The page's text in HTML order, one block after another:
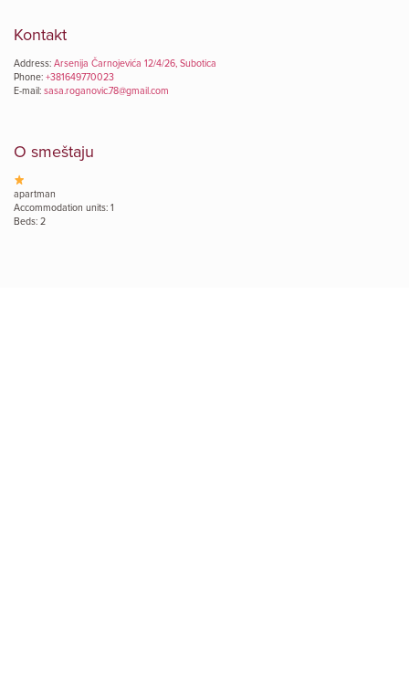
Kontakt
Address: Arsenija Čarnojevića 12/4/26, Subotica
Phone: +381649770023
E-mail: sasa.roganovic.78@gmail.com
O smeštaju
apartman
Accommodation units: 1
Beds: 2